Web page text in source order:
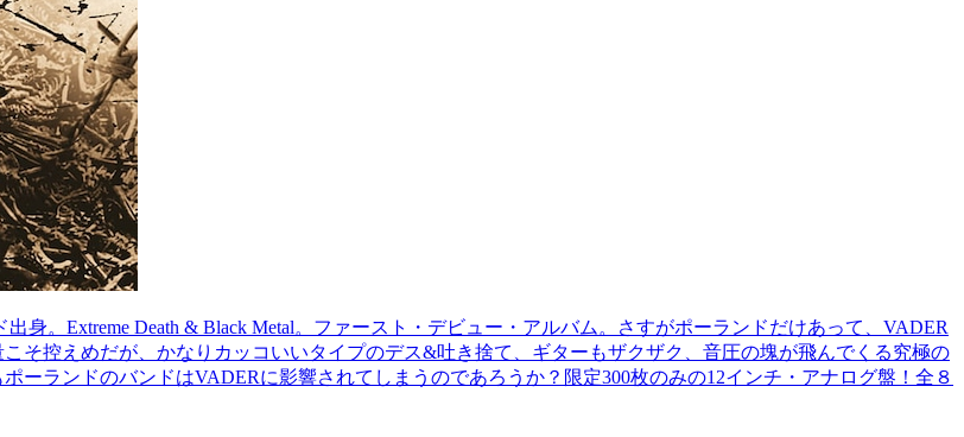
。Extreme Death & Black Metal。ファースト・デビュー・アルバム。さすがポーランドだけあって、VADER
そ控えめだが、かなりカッコいいタイプのデス&吐き捨て、ギターもザクザク、音圧の塊が飛んでくる究極の
ーランドのバンドはVADERに影響されてしまうのであろうか？限定300枚のみの12インチ・アナログ盤！全８